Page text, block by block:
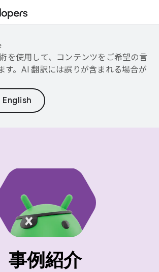
を使用して、コンテンツをご希望の言
す。AI 翻訳には誤りが含まれる場合が
事例紹介